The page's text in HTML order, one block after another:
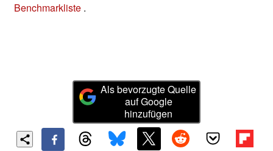
Benchmarkliste .
Als bevorzugte Quelle
auf Google
hinzufügen